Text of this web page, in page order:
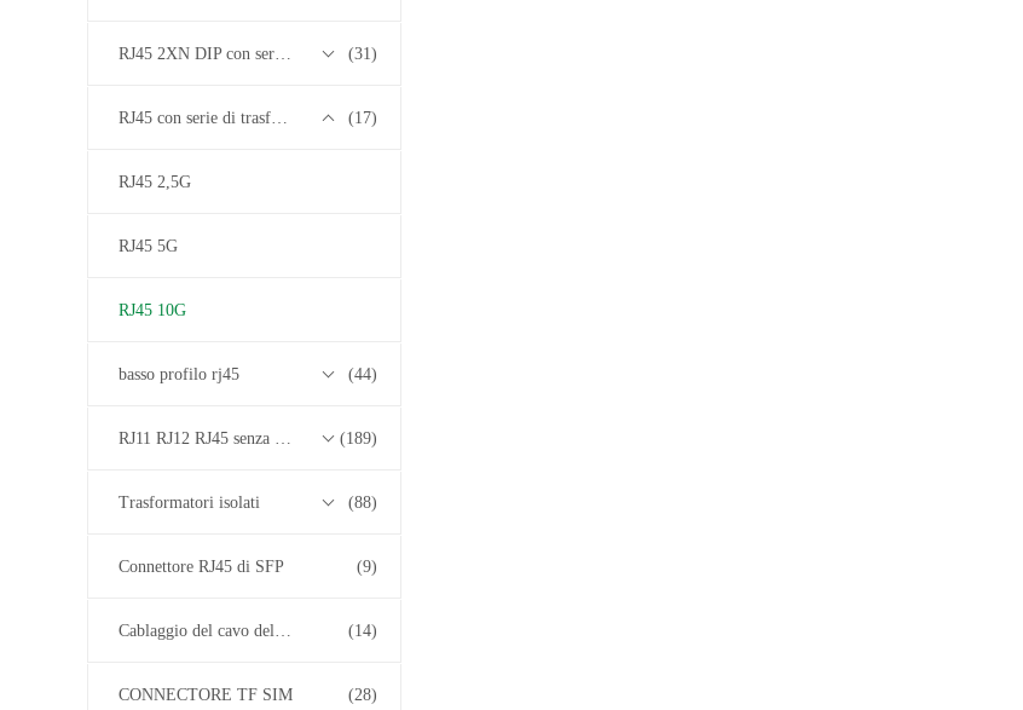
RJ45 2XN DIP con serie di trasformatori base-T 10/100/1000M (31)
RJ45 con serie di trasformatori 2.5G/5G/10G Base-T (17)
RJ45 2,5G
RJ45 5G
RJ45 10G
basso profilo rj45 (44)
RJ11 RJ12 RJ45 senza serie di trasformatori (189)
Trasformatori isolati (88)
Connettore RJ45 di SFP (9)
Cablaggio del cavo del connettore (14)
CONNECTORE TF SIM (28)